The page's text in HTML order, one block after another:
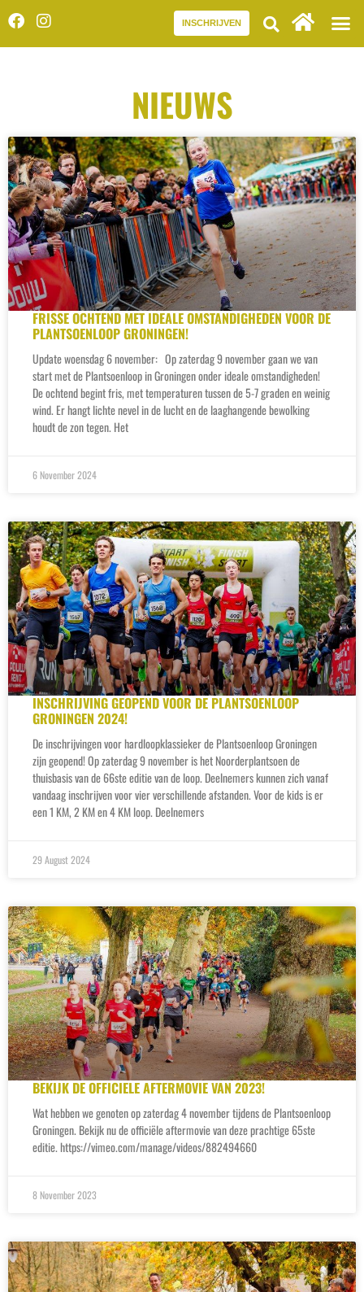
INSCHRIJVEN
NIEUWS
FRISSE OCHTEND MET IDEALE OMSTANDIGHEDEN VOOR DE
PLANTSOENLOOP GRONINGEN!
Update woensdag 6 november: Op zaterdag 9 november gaan we van
start met de Plantsoenloop in Groningen onder ideale omstandigheden!
De ochtend begint fris, met temperaturen tussen de 5-7 graden en weinig
wind. Er hangt lichte nevel in de lucht en de laaghangende bewolking
houdt de zon tegen. Het
6 November 2024
INSCHRIJVING GEOPEND VOOR DE PLANTSOENLOOP
GRONINGEN 2024!
De inschrijvingen voor hardloopklassieker de Plantsoenloop Groningen
zijn geopend! Op zaterdag 9 november is het Noorderplantsoen de
thuisbasis van de 66ste editie van de loop. Deelnemers kunnen zich vanaf
vandaag inschrijven voor vier verschillende afstanden. Voor de kids is er
een 1 KM, 2 KM en 4 KM loop. Deelnemers
29 August 2024
BEKIJK DE OFFICIELE AFTERMOVIE VAN 2023!
Wat hebben we genoten op zaterdag 4 november tijdens de Plantsoenloop
Groningen. Bekijk nu de officiële aftermovie van deze prachtige 65ste
editie. https://vimeo.com/manage/videos/882494660
8 November 2023